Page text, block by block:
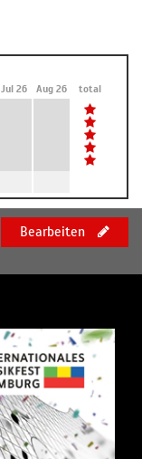
Jul 26 Aug 26 total
Bearbeiten